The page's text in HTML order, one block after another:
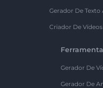
Gerador De
Criador De Vídeos
Gerador De
Gerador De